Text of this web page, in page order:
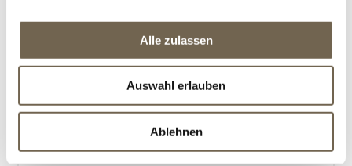
Alle zulassen
Auswahl erlauben
Ablehnen
KATEGORIEN